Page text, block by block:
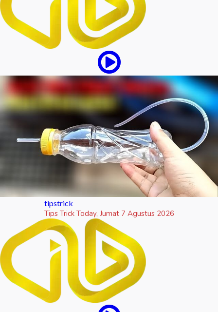
tipstrick
Tips Trick Today, Jumat 7 Agustus 2026